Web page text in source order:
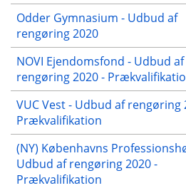
Odder Gymnasium - Udbud af
rengøring 2020
NOVI Ejendomsfond - Udbud af
rengøring 2020 -
VUC Vest - Udbud af rengøring
Prækvalifikation
(NY) Københavns
Udbud af rengøring 2020 -
Prækvalifikation